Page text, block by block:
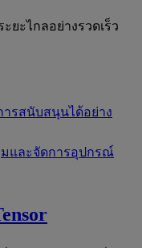
ยะไกลอย่างรวดเร็ว
ารสนับสนุนได้อย่าง
และจัดการอุปกรณ์